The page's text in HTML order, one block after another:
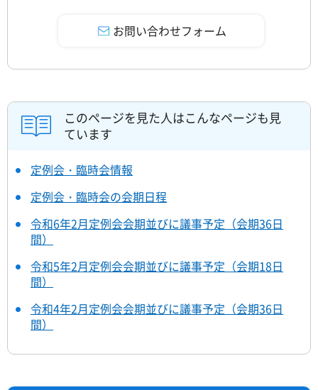
このページを見た人はこんなページも見
ています
定例会・臨時会情報
定例会・臨時会の会期日程
令和6年2月定例会会期並びに議事予定（会期36日
間）
令和5年2月定例会会期並びに議事予定（会期18日
間）
令和4年2月定例会会期並びに議事予定（会期36日
間）